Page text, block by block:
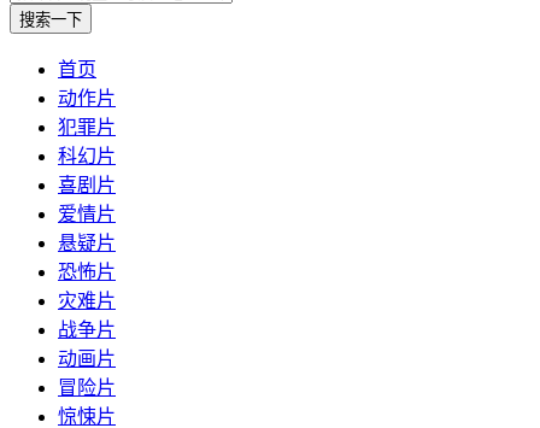
首页
动作片
犯罪片
科幻片
喜剧片
爱情片
悬疑片
恐怖片
灾难片
战争片
动画片
冒险片
惊悚片